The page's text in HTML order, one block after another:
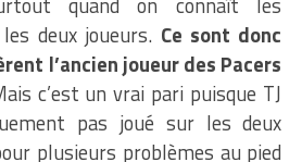
deux joueurs. Ce sont donc
l’ancien joueur des Pacers
c’est un vrai pari puisque TJ
pas joué sur les deux
plusieurs problèmes au pied